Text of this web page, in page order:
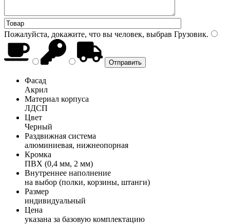
Пожалуйста, докажите, что вы человек, выбрав Грузовик.
Фасад
Акрил
Материал корпуса
ЛДСП
Цвет
Черный
Раздвижная система
алюминиевая, нижнеопорная
Кромка
ПВХ (0,4 мм, 2 мм)
Внутреннее наполнение
на выбор (полки, корзины, штанги)
Размер
индивидуальный
Цена
указана за базовую комплектацию